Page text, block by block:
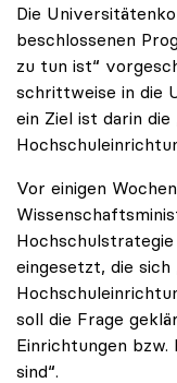
Die
beschlossenen
zu tun ist“
schrittweise in die
ein Ziel ist darin
Vor einigen
eingesetzt, die
soll die Frage
Einrichtungen bzw.
sind“.